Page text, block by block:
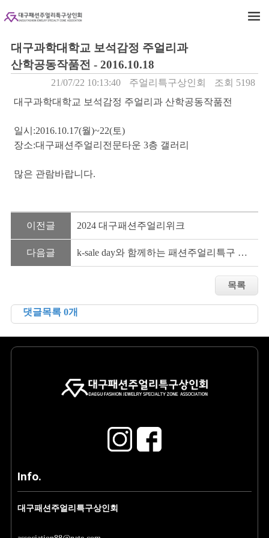
대구과학대학교 보석감정 주얼리과
산학공동작품전 - 2016.10.18
21/07/22 10:13:40 주얼리특구상인회
조회 5198
대구과학대학교 보석감정 주얼리과 산학공동작품전
일시:2016.10.17(월)~22(토)
장소:대구패션주얼리전문타운 3층 갤러리
많은 관람바랍니다.
이전글 2024 대구패션주얼리위크
다음글 k-sale day와 함께하는 패션주얼리특구 연말大행사 - 2015.12.17
댓글목록 0개
Info.
대구패션주얼리특구상인회